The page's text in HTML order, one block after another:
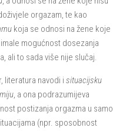
orgazam, te kao
koja se odnosi na žene koje
mogućnost dosezanja
ali to sada više nije slučaj.
literatura navodi i situacijsku
, a ona podrazumijeva
postizanja orgazma u samo
(npr. sposobnost